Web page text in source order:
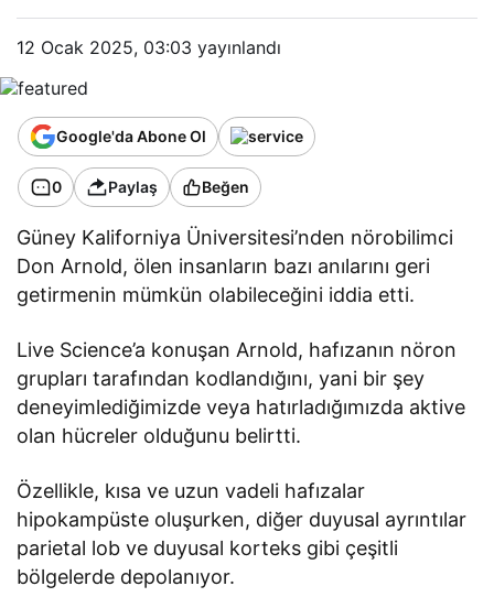
12 Ocak 2025, 03:03 yayınlandı
Google'da Abone Ol
0 Paylaş Beğen
Güney Kaliforniya Üniversitesi’nden nörobilimci
Don Arnold, ölen insanların bazı anılarını geri
getirmenin mümkün olabileceğini iddia etti.
Live Science’a konuşan Arnold, hafızanın nöron
grupları tarafından kodlandığını, yani bir şey
deneyimlediğimizde veya hatırladığımızda aktive
olan hücreler olduğunu belirtti.
Özellikle, kısa ve uzun vadeli hafızalar
hipokampüste oluşurken, diğer duyusal ayrıntılar
parietal lob ve duyusal korteks gibi çeşitli
bölgelerde depolanıyor.